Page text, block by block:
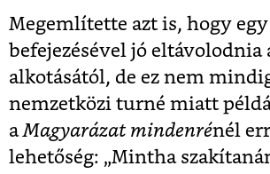
Megemlítette azt is, hogy
befejezésével jó eltávolodnia
alkotásától, de ez nem
nemzetközi turné miatt
aMagyarázat mindenrénél
lehetőség: „Mintha